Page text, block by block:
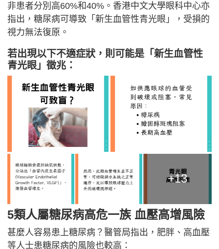
非患者分別高60%和40%。香港中文大學眼科中心亦
指出，糖尿病可導致「新生血管性青光眼」，受損的
視力無法復原。
若出現以下不適症狀，則可能是「新生血管性
青光眼」徵兆：
+13
5類人屬糖尿病高危一族 血壓高增風險
甚麼人容易患上糖尿病？醫管局指出，肥胖、高血壓
等人士患糖尿病的風險也較高：